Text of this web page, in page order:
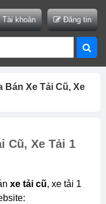
Tài khoản Đăng tin
Bán Xe Tải Cũ, Xe
Cũ, Xe Tải 1
xe tải cũ, xe tải 1